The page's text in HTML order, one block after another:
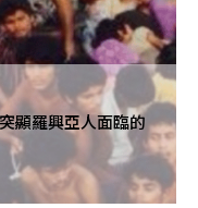
顯羅興亞人面臨的